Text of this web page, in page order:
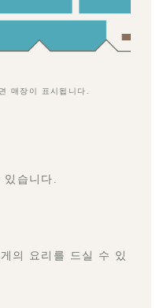
매장이 표시됩니다.
습니다.
의 요리를 드실 수 있